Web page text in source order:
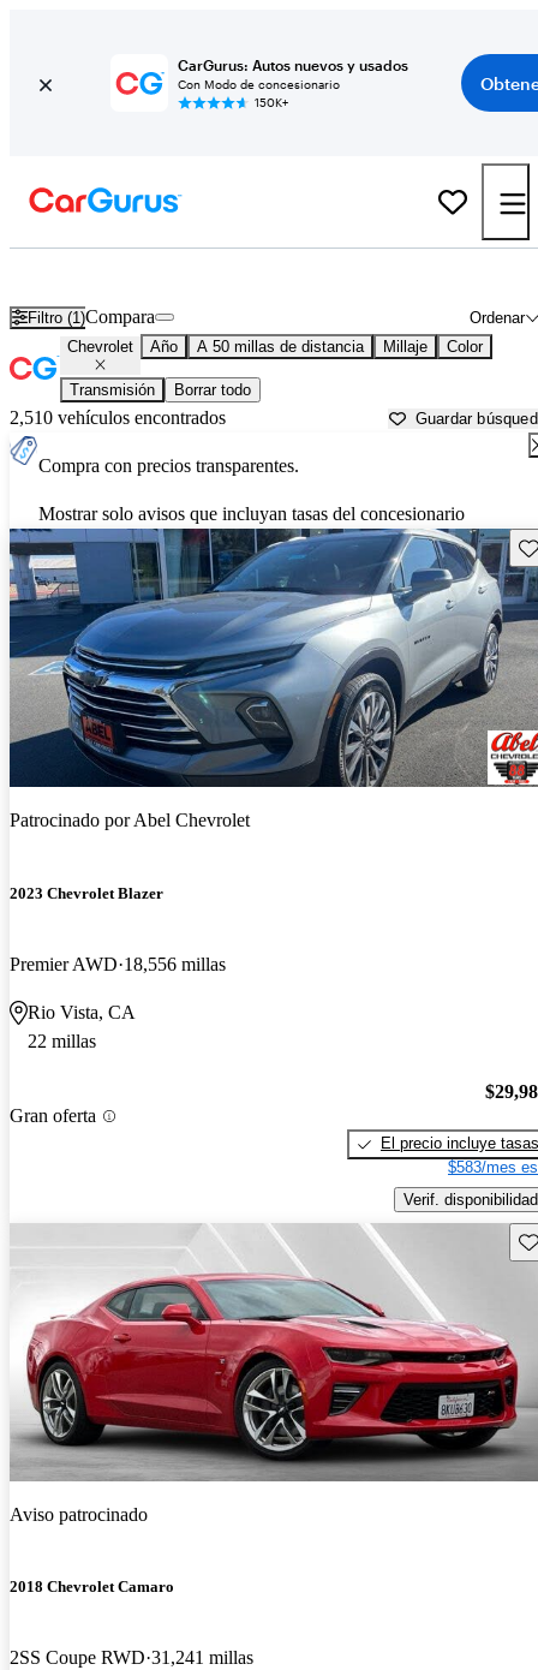
CarGurus: Autos nuevos y usados
Con Modo de concesionario
150K+
Filtro (1) Ordenar
Compara
Chevrolet Año A 50 millas de distancia Millaje Color
Transmisión Borrar todo
2,510 vehículos encontrados Guardar
Compra con precios transparentes.
Mostrar solo avisos que incluyan tasas del concesionario
Patrocinado porAbel Chevrolet
2023 Chevrolet Blazer
Premier AWD 18,556 millas
Rio Vista, CA
22 millas
Gran oferta
El precio incluye tasas
$583/mes
Verif. disponibilidad
Aviso patrocinado
2018 Chevrolet Camaro
2SS Coupe RWD 31,241 millas